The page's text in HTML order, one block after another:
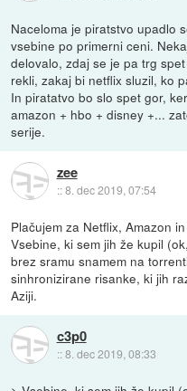
Naceloma je piratstvo upadlo
vsebine po primerni ceni.
delovalo, zdaj se je pa trg
rekli, zakaj bi netflix sluzil, ko
In piratatvo bo slo spet gor,
amazon + hbo + disney +...
serije.
zee
::8. dec 2019, 07:54
Plačujem za Netflix, Amazon
Vsebine, ki sem jih že kupil
brez sramu snamem na
sinhronizirane risanke, ki jih
Aziji.
c3p0
::8. dec 2019, 08:33